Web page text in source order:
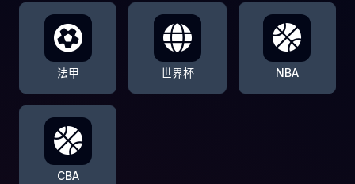
法甲 世界杯 NBA
CBA